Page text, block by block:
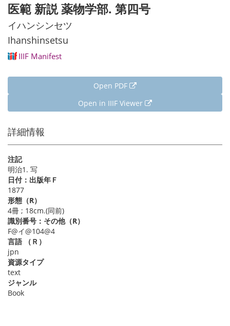
医範 新説 薬物学部. 第四号
イハンシンセツ
Ihanshinsetsu
IIIF Manifest
Open PDF
Open in IIIF Viewer
詳細情報
注記
明治1. 写
日付：出版年Ｆ
1877
形態（R）
4冊 ; 18cm.(同前)
識別番号：その他（R）
F@イ@104@4
言語 （Ｒ）
jpn
資源タイプ
text
ジャンル
Book